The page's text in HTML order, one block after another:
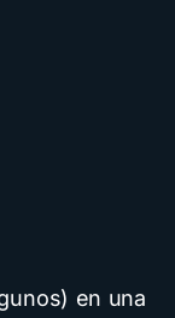
en una